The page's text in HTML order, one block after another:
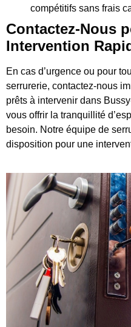
compétitifs sans frais
Contactez-Nous
Intervention
En cas d’urgence ou pour
serrurerie, contactez-nous
prêts à intervenir dans
vous offrir la tranquillité
besoin. Notre équipe de
disposition pour une